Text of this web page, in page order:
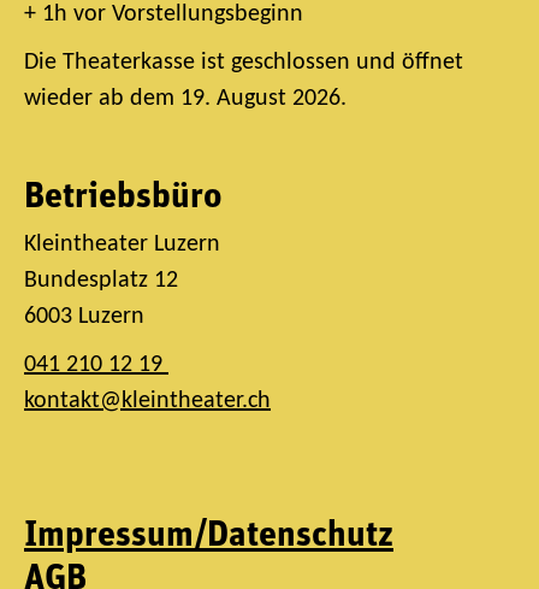
+ 1h vor Vorstellungsbeginn
Die Theaterkasse ist geschlossen und öffnet
wieder ab dem 19. August 2026.
Betriebsbüro
Kleintheater Luzern
Bundesplatz 12
6003 Luzern
041 210 12 19
kontakt@kleintheater.ch
Impressum/Datenschutz
AGB